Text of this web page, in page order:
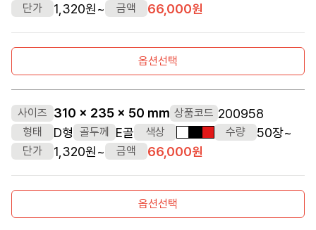
단가 1,320원~ 금액 66,000원
옵션선택
사이즈 310 x 235 x 50 mm 상품코드 200958
형태 D형 골두께 E골 색상 흰색검정색빨간색수량 50장~
단가 1,320원~ 금액 66,000원
옵션선택